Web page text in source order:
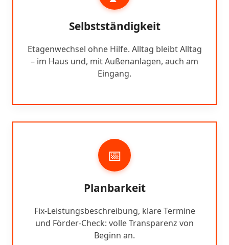
Selbstständigkeit
Etagenwechsel ohne Hilfe. Alltag bleibt Alltag
– im Haus und, mit Außenanlagen, auch am
Eingang.
📅
Planbarkeit
Fix-Leistungsbeschreibung, klare Termine
und Förder-Check: volle Transparenz von
Beginn an.